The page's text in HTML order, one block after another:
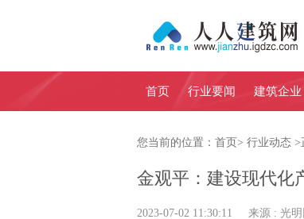
首页 行业要闻 建筑企业
您当前的位置： 首页 > 行业动态 >
金观平：建设现代化
2023-07-02 11:30:11 来源 : 光明